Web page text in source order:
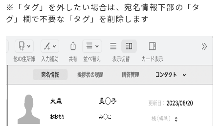
※「タグ」を外したい場合は、宛名情報下部の「タ
グ」欄で不要な「タグ」を削除します